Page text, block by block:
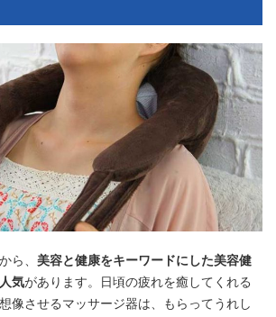
ら、 美容と健康をキーワードにした美容健
気があります。日頃の疲れを癒してくれる
像させるマッサージ器は、もらってうれし